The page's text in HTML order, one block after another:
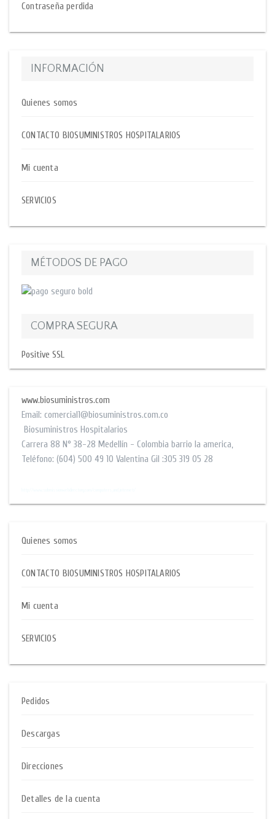
Contraseña perdida
INFORMACIÓN
Quienes somos
CONTACTO BIOSUMINISTROS HOSPITALARIOS
Mi cuenta
SERVICIOS
MÉTODOS DE PAGO
COMPRA SEGURA
Positive SSL
www.biosuministros.com
Email: comercial1@biosuministros.com.co
Biosuministros Hospitalarios
Carrera 88 N° 38-28 Medellín - Colombia barrio la america,
Teléfono: (604) 500 49 10 Valentina Gil :305 319 05 28
Quienes somos
CONTACTO BIOSUMINISTROS HOSPITALARIOS
Mi cuenta
SERVICIOS
Pedidos
Descargas
Direcciones
Detalles de la cuenta